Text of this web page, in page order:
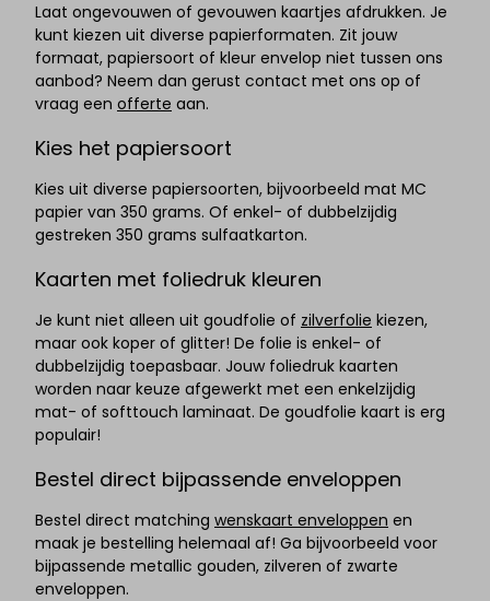
Laat ongevouwen of gevouwen kaartjes afdrukken. Je
kunt kiezen uit diverse papierformaten. Zit jouw
formaat, papiersoort of kleur envelop niet tussen ons
aanbod? Neem dan gerust contact met ons op of
vraag een offerte aan.
Kies het papiersoort
Kies uit diverse papiersoorten, bijvoorbeeld mat MC
papier van 350 grams. Of enkel- of dubbelzijdig
gestreken 350 grams sulfaatkarton.
Kaarten met foliedruk kleuren
Je kunt niet alleen uit goudfolie of zilverfolie kiezen,
maar ook koper of glitter! De folie is enkel- of
dubbelzijdig toepasbaar. Jouw foliedruk kaarten
worden naar keuze afgewerkt met een enkelzijdig
mat- of softtouch laminaat. De goudfolie kaart is erg
populair!
Bestel direct bijpassende enveloppen
Bestel direct matching wenskaart enveloppen en
maak je bestelling helemaal af! Ga bijvoorbeeld voor
bijpassende metallic gouden, zilveren of zwarte
enveloppen.